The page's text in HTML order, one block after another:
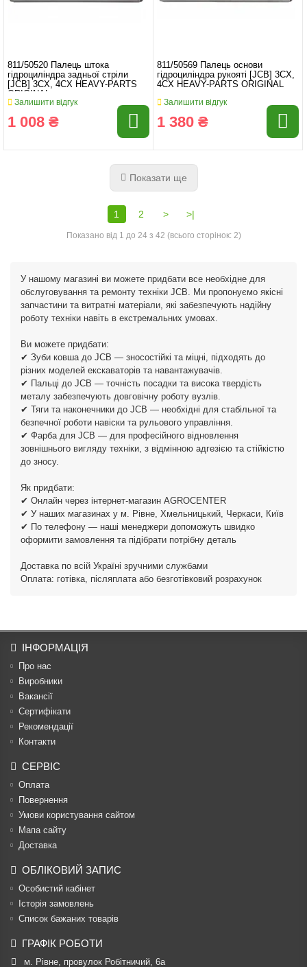
811/50520 Палець штока
гідроциліндра задньої стріли
[JCB] 3CX, 4CX HEAVY-PARTS
ORIGINAL
Залишити відгук
1 008 ₴
811/50569 Палець основи
гідроциліндра рукояті [JCB] 3CX,
4CX HEAVY-PARTS ORIGINAL
Залишити відгук
1 380 ₴
Показати ще
1 2 > >|
Показано від 1 до 24 з 42 (всього сторінок: 2)
У нашому магазині ви можете придбати все необхідне для
обслуговування та ремонту техніки JCB. Ми пропонуємо якісні
запчастини та витратні матеріали, які забезпечують надійну
роботу техніки навіть в екстремальних умовах.
Ви можете придбати:
✔ Зуби ковша до JCB — зносостійкі та міцні, підходять до
різних моделей екскаваторів та навантажувачів.
✔ Пальці до JCB — точність посадки та висока твердість
металу забезпечують довговічну роботу вузлів.
✔ Тяги та наконечники до JCB — необхідні для стабільної та
безпечної роботи навіски та рульового управління.
✔ Фарба для JCB — для професійного відновлення
зовнішнього вигляду техніки, з відмінною адгезією та стійкістю
до зносу.
Як придбати:
✔ Онлайн через інтернет-магазин AGROCENTER
✔ У наших магазинах у м. Рівне, Хмельницький, Черкаси, Київ
✔ По телефону — наші менеджери допоможуть швидко
оформити замовлення та підібрати потрібну деталь
Доставка по всій Україні зручними службами
Оплата: готівка, післяплата або безготівковий розрахунок
ІНФОРМАЦІЯ
Про нас
Виробники
Вакансії
Сертифікати
Рекомендації
Контакти
СЕРВІС
Оплата
Повернення
Умови користування сайтом
Мапа сайту
Доставка
ОБЛІКОВИЙ ЗАПИС
Особистий кабінет
Історія замовлень
Список бажаних товарів
ГРАФІК РОБОТИ
м. Рівне, провулок Робітничий, 6а